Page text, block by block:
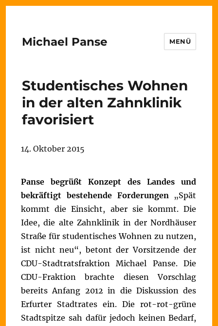
Michael Panse MENÜ
Studentisches Wohnen
in der alten Zahnklinik
favorisiert
14. Oktober 2015
Panse begrüßt Konzept des Landes und
bekräftigt bestehende Forderungen
„Spät
kommt die Einsicht, aber sie kommt. Die
Idee, die alte Zahnklinik in der Nordhäuser
Straße für studentisches Wohnen zu nutzen,
ist nicht neu“, betont der Vorsitzende der
CDU-Stadtratsfraktion Michael Panse.Die
CDU-Fraktion brachte diesen Vorschlag
bereits Anfang 2012 in die Diskussion des
Erfurter Stadtrates ein. Die rot-rot-grüne
Stadtspitze sah dafür jedoch keinen Bedarf,